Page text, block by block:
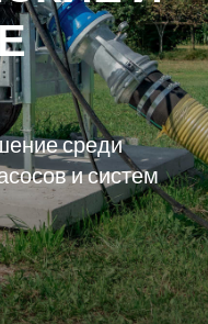
среди
и систем